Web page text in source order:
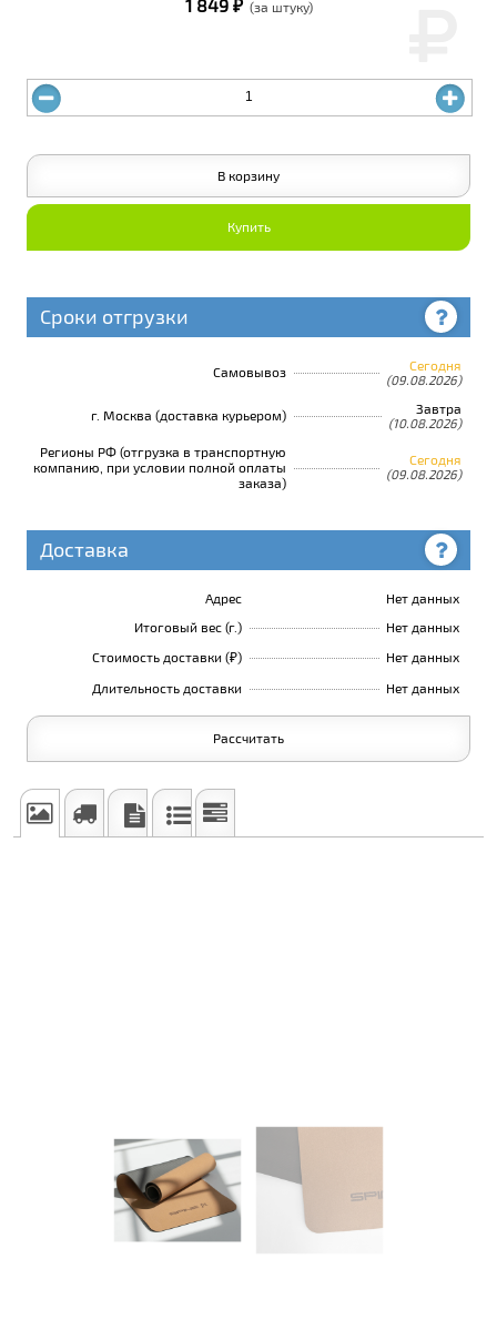
1 849 ₽ (за штуку)
В корзину
Купить
Сроки отгрузки
Самовывоз Сегодня
(09.08.2026)
г. Москва (доставка курьером) Завтра
(10.08.2026)
Регионы РФ (отгрузка в транспортную
компанию, при условии полной оплаты
заказа)
Сегодня
(09.08.2026)
Доставка
Адрес
Нет данных
Итоговый вес (г.)
Нет данных
Стоимость доставки (₽)
Нет данных
Длительность доставки
Нет данных
Рассчитать